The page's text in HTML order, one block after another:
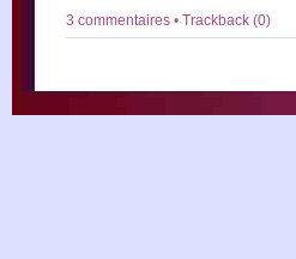
3 commentaires • Trackback (0)